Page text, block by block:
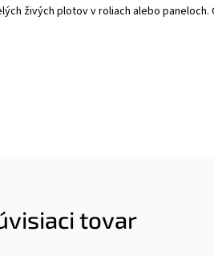
živých plotov v roliach alebo paneloch.
tovar